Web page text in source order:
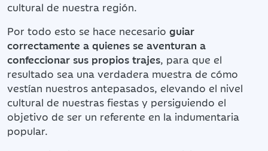
cultural de nuestra región.
Por todo esto se hace necesario guiar
correctamente a quienes se aventuran a
confeccionar sus propios trajes, para que el
resultado sea una verdadera muestra de cómo
vestían nuestros antepasados, elevando el nivel
cultural de nuestras fiestas y persiguiendo el
objetivo de ser un referente en la indumentaria
popular.